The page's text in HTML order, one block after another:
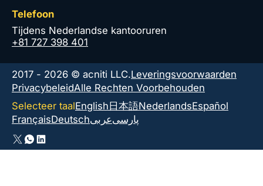
Telefoon
Tijdens Nederlandse kantooruren
+81 727 398 401
2017 - 2026 © acniti LLC.Leveringsvoorwaarden
PrivacybeleidAlle Rechten Voorbehouden
Selecteer taalEnglish日本語NederlandsEspañol
FrançaisDeutschعربىپارسی